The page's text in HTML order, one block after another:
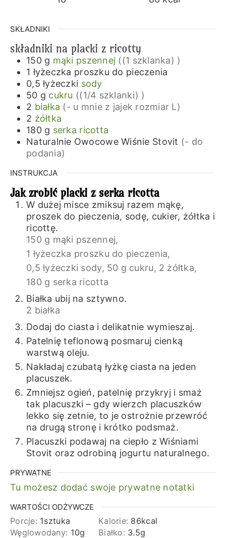
SKŁADNIKI
składniki na placki z ricotty
150 g mąki pszennej ((1 szklanka) )
1 łyżeczka proszku do pieczenia
0,5 łyżeczki sody
50 g cukru ((1/4 szklanki) )
2 białka (- u mnie z jajek rozmiar L)
2 żółtka
180 g serka ricotta
Naturalnie Owocowe Wiśnie Stovit (- do
podania)
INSTRUKCJA
Jak zrobić placki z serka ricotta
W dużej misce zmiksuj razem mąkę,
proszek do pieczenia, sodę, cukier, żółtka i
ricottę.
150 g mąki pszennej,
1 łyżeczka proszku do pieczenia,
0,5 łyżeczki sody, 50 g cukru, 2 żółtka,
180 g serka ricotta
Białka ubij na sztywno.
2 białka
Dodaj do ciasta i delikatnie wymieszaj.
Patelnię teflonową posmaruj cienką
warstwą oleju.
Nakładaj czubatą łyżkę ciasta na jeden
placuszek.
Zmniejsz ogień, patelnię przykryj i smaż
tak placuszki – gdy wierzch placuszków
lekko się zetnie, to je ostrożnie przewróć
na drugą stronę i krótko podsmaż.
Placuszki podawaj na ciepło z Wiśniami
Stovit oraz odrobiną jogurtu naturalnego.
PRYWATNE
Tu możesz dodać swoje prywatne notatki
WARTOŚCI ODŻYWCZE
Porcje: 1sztuka Kalorie: 86kcal
Węglowodany: 10g Białko: 3.5g